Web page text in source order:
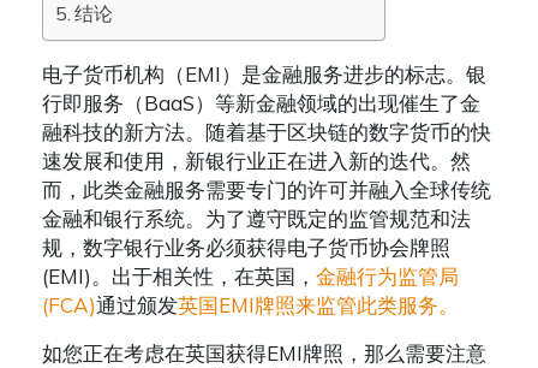
结论
电子货币机构（EMI）是金融服务进步的标志。银
行即服务（BaaS）等新金融领域的出现催生了金
融科技的新方法。随着基于区块链的数字货币的快
速发展和使用，新银行业正在进入新的迭代。然
而，此类金融服务需要专门的许可并融入全球传统
金融和银行系统。为了遵守既定的监管规范和法
规，数字银行业务必须获得电子货币协会牌照
(EMI)。出于相关性，在英国， 金融行为监管局
(FCA)通过颁发英国EMI牌照来监管此类服务。
如您正在考虑在英国获得EMI牌照，那么需要注意